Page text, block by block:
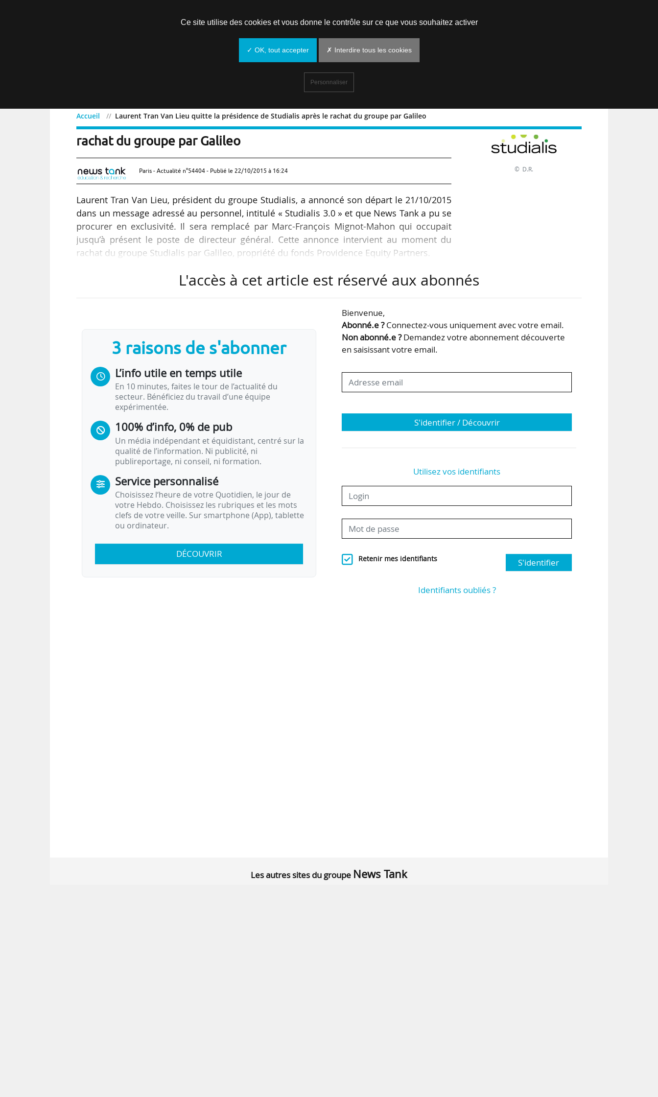
Accueil Laurent Tran Van Lieu quitte la présidence de Studialis après le rachat du groupe par Galileo
Laurent Tran Van Lieu quitte la présidence de Studialis après le
rachat du groupe par Galileo
Paris - Actualité n°54404 - Publié le 22/10/2015 à 16:24
Laurent Tran Van Lieu, président du groupe Studialis, a annoncé son départ le 21/10/2015
dans un message adressé au personnel, intitulé « Studialis 3.0 » et que News Tank a pu se
procurer en exclusivité. Il sera remplacé par Marc-François Mignot-Mahon qui occupait
jusqu’à présent le poste de directeur général. Cette annonce intervient au moment du
rachat du groupe Studialis par Galileo, propriété du fonds Providence Equity Partners.
« La prochaine étape de Studialis sera l’international. Il n’y pas d’actionnaire mieux armé
qu’il va se consacrer à des projets personnels, notamment en Afrique et dans le sud-est
© D.R.
L'accès à cet article est réservé aux abonnés
3 raisons de s'abonner
L’info utile en temps utile
En 10 minutes, faites le tour de l’actualité du
secteur. Bénéficiez du travail d’une équipe
expérimentée.
100% d’info, 0% de pub
Un média indépendant et équidistant, centré sur la
qualité de l’information. Ni publicité, ni
publireportage, ni conseil, ni formation.
Service personnalisé
Choisissez l‘heure de votre Quotidien, le jour de
votre Hebdo. Choisissez les rubriques et les mots
clefs de votre veille. Sur smartphone (App), tablette
ou ordinateur.
DÉCOUVRIR
Bienvenue,
Abonné.e ?Connectez-vous uniquement avec votre email.
Non abonné.e ?Demandez votre abonnement découverte
en saisissant votre email.
S'identifier / Découvrir
Utilisez vos identifiants
Retenir mes identifiants S'identifier
Identifiants oubliés ?
Les autres sites du groupe News Tank
Ce site utilise des cookies et vous donne le contrôle sur ce que vous souhaitez activer
✓ OK, tout accepter ✗ Interdire tous les cookies
Personnaliser